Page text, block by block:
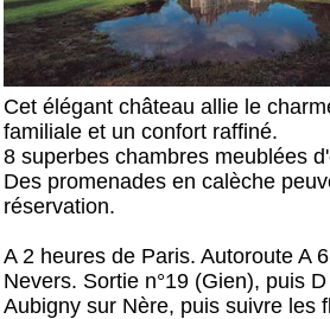
Cet élégant château allie le
familiale et un confort raffiné.
8 superbes chambres meublées
Des promenades en calèche
réservation.
A 2 heures de Paris. Autoroute A
Nevers. Sortie n°19 (Gien), puis
Aubigny sur Nère, puis suivre les